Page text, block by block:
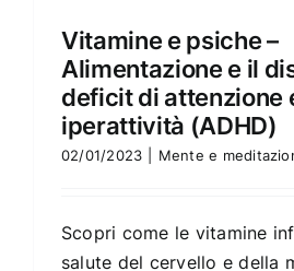
Vitamine e psiche –
Alimentazione e il
deficit di attenzione
iperattività (ADHD)
02/01/2023 Mente e
Scopri come le vitamine
salute del cervello e della